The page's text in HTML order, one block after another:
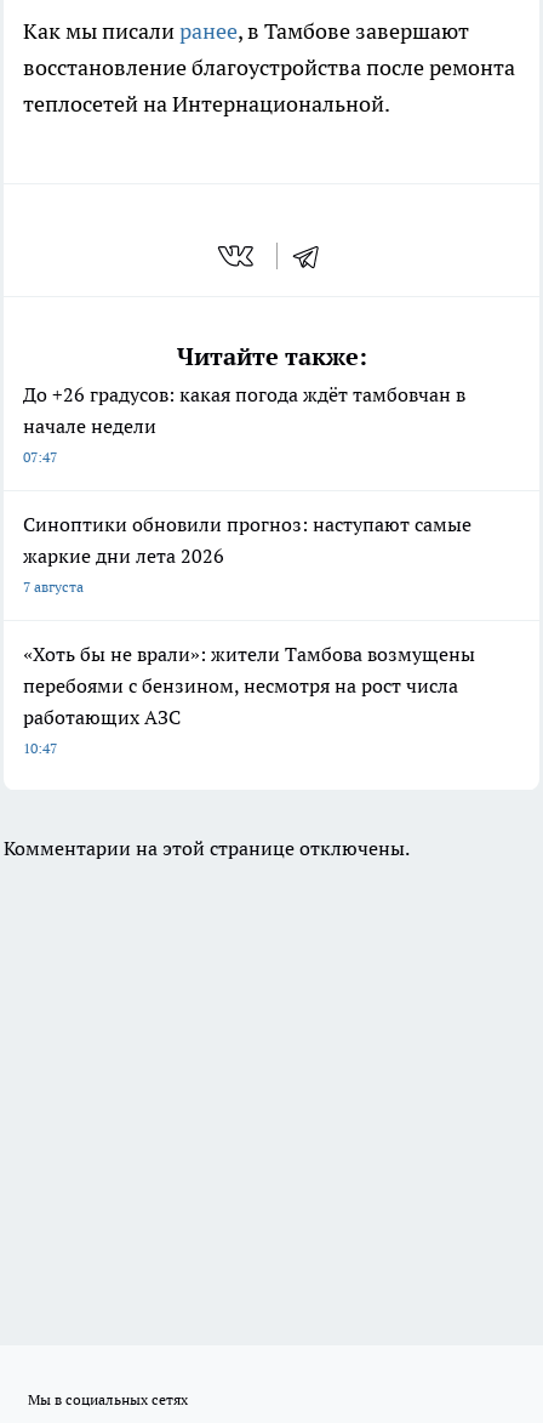
Как мы писалиранее, в Тамбове завершают
восстановление благоустройства после ремонта
теплосетей на Интернациональной.
Читайте также:
До +26 градусов: какая погода ждёт тамбовчан в
начале недели
07:47
Синоптики обновили прогноз: наступают самые
жаркие дни лета 2026
7 августа
«Хоть бы не врали»: жители Тамбова возмущены
перебоями с бензином, несмотря на рост числа
работающих АЗС
10:47
Комментарии на этой странице отключены.
Мы в социальных сетях